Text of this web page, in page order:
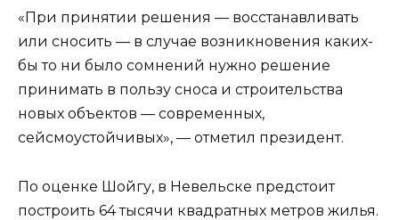
«При принятии решения — восстанавливать
или сносить — в случае возникновения каких-
бы то ни было сомнений нужно решение
принимать в пользу сноса и строительства
новых объектов — современных,
сейсмоустойчивых», — отметил президент.
По оценке Шойгу, в Невельске предстоит
построить 64 тысячи квадратных метров жилья.